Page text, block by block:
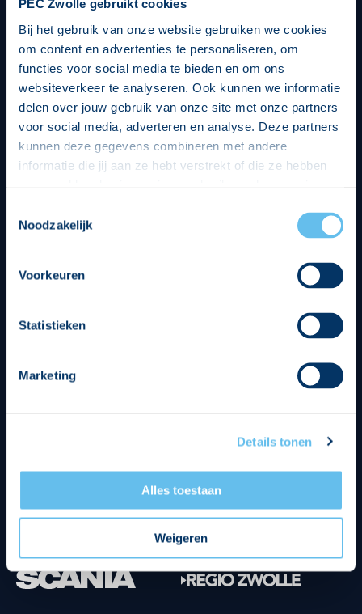
PEC Zwolle gebruikt cookies
Bij het gebruik van onze website gebruiken we cookies
om content en advertenties te personaliseren, om
functies voor social media te bieden en om ons
websiteverkeer te analyseren. Ook kunnen we informatie
delen over jouw gebruik van onze site met onze partners
voor social media, adverteren en analyse. Deze partners
kunnen deze gegevens combineren met andere
informatie die jij aan ze hebt verstrekt of die ze hebben
op een veilige en integere wijze. Je kunt je toestemming
beheren op de privacy- en cookieverklaring pagina.
Noodzakelijk
Voorkeuren
Statistieken
Marketing
Details tonen
Alles toestaan
Weigeren